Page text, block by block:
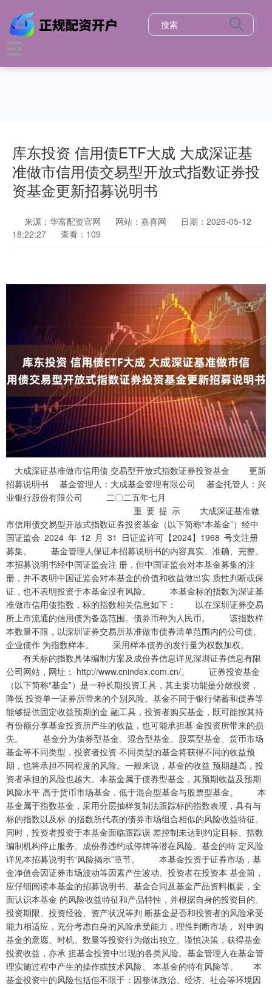
库东投资 信用债ETF大成 大成深证基
准做市信用债交易型开放式指数证券投
资基金更新招募说明书
来源：华富配资官网 网站：嘉喜网
日期：2026-05-12
18:22:27
查看：109
大成深证基准做市信用债 交易型开放式指数证券投资基金 更新招募说明书 基金管理人：大成基金管理有限公司 基金托管人：兴业银行股份有限公司 二〇二五年七月 重 要 提 示 大成深证基准做市信用债交易型开放式指数证券投资基金（以下简称“本基金”）经中 国证监会 2024 年 12 月 31 日证监许可【2024】1968 号文注册募集。 基金管理人保证本招募说明书的内容真实、准确、完整。本招募说明书经中国证监会注 册，但中国证监会对本基金募集的注册，并不表明中国证监会对本基金的价值和收益做出实 质性判断或保证，也不表明投资于本基金没有风险。 本基金标的指数为深证基准做市信用债指数，标的指数相关信息如下： 以在深圳证券交易所上市流通的信用债为备选范围。债券币种为人民币。 该指数样本数量不限，以深圳证券交易所基准做市债券清单范围内的公司债、企业债作 为指数样本。 采用样本债券的发行量为权数加权。 有关标的指数具体编制方案及成份券信息详见深圳证券信息有限公司网站，网址： http://www.cnindex.com.cn/。 证券投资基金（以下简称“基金”）是一种长期投资工具，其主要功能是分散投资，降低 投资单一证券所带来的个别风险。基金不同于银行储蓄和债券等能够提供固定收益预期的金 融工具，投资者购买基金，既可能按其持有份额分享基金投资所产生的收益，也可能承担基 金投资所带来的损失。 基金分为债券型基金、混合型基金、股票型基金、货币市场基金等不同类型，投资者投资 不同类型的基金将获得不同的收益预期，也将承担不同程度的风险。一般来说，基金的收益 预期越高，投资者承担的风险也越大。本基金属于债券型基金，其预期收益及预期风险水平 高于货币市场基金，低于混合型基金与股票型基金。 本基金属于指数基金，采用分层抽样复制法跟踪标的指数表现，具有与标的指数以及标 的指数所代表的债券市场组合相似的风险收益特征。同时，投资者投资于本基金面临跟踪误 差控制未达到约定目标、指数编制机构停止服务、成份券违约或停牌等潜在风险。基金的特 定风险详见本招募说明书“风险揭示”章节。 本基金投资于证券市场，基金净值会因证券市场波动等因素产生波动。投资者在投资本 基金前，应仔细阅读本基金的招募说明书、基金合同及基金产品资料概要，全面认识本基金 的风险收益特征和产品特性，并根据自身的投资目的、投资期限、投资经验、资产状况等判 断基金是否和投资者的风险承受能力相适应，充分考虑自身的风险承受能力，理性判断市场， 对申购基金的意愿、时机、数量等投资行为做出独立、谨慎决策，获得基金投资收益，亦承 担基金投资中出现的各类风险。基金管理人在基金管理实施过程中产生的操作或技术风险、 本基金的特有风险等。 本基金投资中的风险包括但不限于：因整体政治、经济、社会等环境因素对证券市场价 格产生影响而形成的系统性风险，个别证券特有的非系统性风险，由于基金份额持有人连续 大量赎回基金产生的流动性风险，基金管理人在基金管理实施过程中产生的积极管理风险， 本基金的特定风险等。 本基金可投资于资产支持证券，因此可能面临资产支持证券的信用风险、利率风险、流 动性风险、提前偿付风险、操作风险和法律风险等。 基金管理人承诺依照恪尽职守、诚实信用、谨慎勤勉的原则管理和运用基金资产，但不 保证本基金一定盈利，也不保证最低收益。基金的过往业绩及其净值高低并不预示其未来业 绩表现，基金管理人管理的其他基金的业绩也不构成对本基金业绩表现的保证。投资有风险， 投资人认购（或申购）基金时，请仔细阅读本基金的招募说明书、基金合同及基金产品资料 概要。基金管理人提醒投资者基金投资的“买者自负”原则，在做出投资决策后，基金运营状 况与基金净值变化引致的投资风险，由投资者自行负担。 投资者应当通过本基金管理人或代销机构购买本基金，基金代销机构名单详见本基金份 额发售公告或基金管理人网址公示。 本基金本次更新招募说明书主要对基金经理相关信息进行了更新，基金经理相关信息更 新截止日为 2025 年 7 月 10 日。 目 录 一、绪 言 本招募说明书依据《中华人民共和国证券投资基金法》（以下简称《基金法》）、《公 开募集证券投资基金运作管理办法》（以下简称《运作办法》）、《公开募集证券投资基金 销售机构监督管理办法》（以下简称《销售办法》）、《公开募集证券投资基金信息披露管 理办法》（以下简称《信息披露办法》）、《公开募集开放式证券投资基金流动性风险管理 规定》（以下简称“《流动性风险管理规定》”）、《公开募集证券投资基金运作指引第 3 号——指数基金指引》（以下简称《指数基金指引》）其他有关规定及《大成深证基准做市 信用债交易型开放式指数证券投资基金基金合同》（以下简称基金合同）编写。 基金管理人承诺本招募说明书不存在任何虚假记载、误导性陈述或者重大遗漏，并对其 真实性、准确性、完整性承担法律责任。本基金是根据本招募说明书所载明的资料申请募集 的。本基金管理人没有委托或授权任何其他人提供未在本招募说明书中载明的信息，或对本 招募说明书作任何解释或者说明。 本招募说明书根据《大成深证基准做市信用债交易型开放式指数证券投资基金基金合 同》编写，并经中国证监会注册。基金合同是约定基金当事人之间权利、义务的法律文件。 投资者取得依基金合同所发行的基金份额，即成为基金份额持有人和本基金基金合同的当事 人，其持有基金份额的行为本身即表明其对基金合同的承认和接受，并按照《基金法》、《运 作办法》、《信息披露办法》、《销售办法》、基金合同及其他有关规定享有权利、承担义 务；基金投资者欲了解基金份额持有人的权利和义务，应详细查阅《大成深证基准做市信用 债交易型开放式指数证券投资基金基金合同》。 二、释 义 在本招募说明书中，除非文意另有所指，下列词语或简称具有如下含义： 资基金基金合同》及对基金合同的任何有效修订和补充 交易型开放式指数证券投资基金托管协议》及对该托管协议的任何有效修订和补充 投资基金招募说明书》及其更新 基金份额发售公告》 基金产品资料概要》及其更新 市交易公告书》 行政规章以及其他对基金合同当事人有约束力的决定、决议、通知等 会议通过，经 2012 年 12 月 28 日第十一届全国人民代表大会常务委员会第三十次会议修订， 自 2013 年 6 月 1 日起实施，并经 2015 年 4 月 24 日第十二届全国人民代表大会常务委员会 第十四次会议《全国人民代表大会常务委员会关于修改等七部法 律的决定》修正的《中华人民共和国证券投资基金法》及颁布机关对其不时做出的修订 开募集证券投资基金销售机构监督管理办法》及颁布机关对其不时做出的修订 并经 2020 年 3 月 20 日中国证监会《关于修改部分证券期货规章的决定》修正的《公开募集 证券投资基金信息披露管理办法》及颁布机关对其不时做出的修订 募集证券投资基金运作管理办法》及颁布机关对其不时做出的修订 实施的《公开募集开放式证券投资基金流动性风险管理规定》及颁布机关对其不时做出的修 订 开募集证券投资基金运作指引第 3 号——指数基金指引》及颁布机关对其不时做出的修订 施细则》定义的“交易型开放式基金”，简称“ETF” 目标类似，采用开放式运作方式的基金 体，包括基金管理人、基金托管人和基金份额持有人 存续或经有关政府部门批准设立并存续的企业法人、事业法人、社会团体或其他组织 证券期货投资管理办法》及相关法律法规规定使用来自境外的资金进行境内证券期货投资的 境外机构投资者，包括合格境外机构投资者和人民币合格境外机构投资者 国证监会允许购买证券投资基金的其他投资人的合称 份额的申购、赎回及转托管等业务 业务资格并与基金管理人签订了基金销售服务协议，办理基金销售业务的机构，包括发售代 理机构和申购赎回代理机构 指定的代理本基金发售业务的机构 理人指定的办理本基金申购、赎回业务的证券公司，又称为代办证券公司 账户的建立和管理、基金份额登记、基金销售业务的确认、清算和结算、代理发放红利、建 立并保管基金份额持有人名册和办理非交易过户等 任公司 证券交易所人民币普通股票账户（即 A 股账户）或深圳证券交易所证券投资基金账户 人向中国证监会办理基金备案手续完毕，并获得中国证监会书面确认的日期 清算结果报中国证监会备案并予以公告的日期 个月 购赎回实施细则》（包括其不时修订）、中国证券登记结算有限责任公司发布实施的《中国 证券登记结算有限责任公司关于交易所交易型开放式证券投资基金登记结算业务实施细则》 （包括其不时修订）及基金管理人、中国证券登记结算有限责任公司、深圳证券交易所发布 的其他相关规则、规定、通知及指南等 份额的行为 清单规定的申购对价向基金管理人申请购买基金份额的行为 要求将基金份额兑换为申购赎回清单所规定的赎回对价的行为 业务的场所 说明书规定应交付的组合证券、现金替代、现金差额及其他对价 合同和招募说明书规定应交付给赎回人的组合证券、现金替代、现金差额及其他对价 来可能发生的变更 购、赎回的基金份额数应为最小申购赎回单位的整数倍 募说明书的规定，用于替代组合证券中部分证券的一定数量的现金 约定的估值方法计算的最小申购赎回单位中的组合证券价值和现金替代之差（具体详见现金 差额的计算公式）；投资人申购、赎回时应支付或应获得的现金差额根据最小申购赎回单位 对应的现金差额、申购或赎回的基金份额数计算 据基金管理人提供的申购赎回清单和组合证券内各只证券的实时成交数据计算并由深圳证 券交易所在交易时间内发布的基金份额参考净值，简称 IOPV 清单中公布的当日现金差额的预估值，预估现金差额由申购赎回代理机构预先冻结 按照一定比例调整基金份额总额及基金份额净值 他合法收入及因运用基金财产带来的成本和费用的节约 资产的价值总和 额净值的过程 基金可供分配利润金额之基准日 披露办法》规定的互联网网站（包括基金管理人网站、基金托管人网站、中国证监会基金电 子披露网站）等媒介 予以变现的资产，包括但不限于到期日在 10 个交易日以上的逆回购与银行定期存款（含协 议约定有条件提前支取的银行存款）、资产支持证券、因发行人债务违约无法进行转让或交 易的债券等 第 10 页 三、基金管理人 （一） 基金管理人概况 名称：大成基金管理有限公司 住所：广东省深圳市南山区海德三道 1236 号大成基金总部大厦 5 层、27-33 层 办公地址：广东省深圳市南山区海德三道 1236 号大成基金总部大厦 27 层 设立日期：1999 年 4 月 12 日 注册资本：贰亿元人民币 股权结构：公司股东为中泰信托有限责任公司（持股比例 50%）、中国银河投资管理有 限公司（持股比例 25%）、光大证券股份有限公司（持股比例 25%）三家公司。 法定代表人：吴庆斌 电话：0755-83183388 传真：0755-83199588 联系人：肖剑 （二） 主要人员情况 吴庆斌先生，董事长，清华大学法学及工学双学士。先后任职于西南证券飞虎网、北京 国际信托有限责任公司、广联（南宁）投资股份有限公司等机构。2012 年 7 月至今，任广 联（南宁）投资股份有限公司董事长；2012 年任职于中泰信托有限责任公司，2013 年 6 月 至今，任中泰信托有限责任公司董事长。2019 年 11 月 3 日起任大成基金管理有限公司董事 长。 林昌先生，副董事长，北京大学经济学硕士。1993 年进入中国光大银行从事证券业务。 担任光大证券南方总部研究部总经理、光大证券南方总部副总经理、光大证券投资银行总部 总经理、光大证券助理总裁等职务。2005 年 3 月至 2020 年 11 月担任光大保德信基金管理 有限公司董事长。2020 年 12 月至 2022 年 8 月，担任光大证券股份有限公司深化改革高级 顾问、资深董事总经理，2022 年 8 月至今担任光大证券股份有限公司董事会办公室（监事 会办公室）资深董事总经理。2020 年 12 月 28 日起任大成基金管理有限公司副董事长。 谭晓冈先生，董事、总经理，哈佛大学公共管理硕士。曾在财政部、世界银行、全国社 保基金理事会任职。2016 年 7 月加入大成基金管理有限公司，2016 年 12 月至 2019 年 8 月 任大成国际资产管理有限公司总经理,2017 年 2 月至 2019 年 6 月任大成基金管理有限公司副 总经理，2019 年 7 月起任大成基金管理有限公司总经理，2019 年 8 月起任大成国际资产管 理有限公司董事长，2022 年 4 月起兼任公司首席信息官。 杨红女士，董事，同济大学管理学博士。先后任职于北京总参工程兵部、招商银行上海 分行、浦发银行上海分行、上投摩根基金管理有限公司等机构，2021 年 8 月加入中泰信托 有限责任公司，现任中泰信托有限责任公司副总裁。2022 年 11 月起任大成基金管理有限公 司董事。 宋立志先生，董事，中国社会科学院法学硕士。具有法律职业资格。历任中国建投资产 管理处置部/委托代理业务部/资产管理分公司总经理助理、副总经理、总经理。现任中国银 河金融控股有限责任公司首席风险官。2022 年 11 月起任大成基金管理有限公司董事。 胡维翊先生，独立董事，波士顿大学国际银行与金融法硕士。1991 年 7 月至 1994 年 4 月，任全国人大常委会办公厅研究室政治组主任科员；1994 年 5 月至 1998 年 8 月，任北京 乾坤律师事务所合伙人；2000 年 2 月至 2001 年 4 月任北京市中凯律师事务所律师；2001 年 5 月至今，历任北京市天铎律师事务所副主任、主任，现任北京市天铎律师事务所合伙人。 杨晓帆先生，独立董事，香港浸会大学工商管理学士。2006 年至 2011 年，任惠理集团 有限公司高级投资分析师兼投资组合经理；2012 年至 2016 年，任 FALCON EDGE CAPITAL LP 合伙人和大中华区负责人；2016 年至今，任晨曦投资管理公司(ANATOLE INVESTMENT MANAGEMENT) 主要创始人。2019 年 11 月起任大成基金管理有限公司独立董事。 江涛女士，独立董事，复旦大学经济学学士。1989 年至 1992 年任职于深圳赛格集团市 场部、1992 年至 1996 年任深圳石化集团海外企业管理部副总经理（主持工作）；1996 年至 京代表处，任副主任；2004 年至 2007 年任职于中投证券董事会办公室，任副主任（主持工 作）；2007 年至 2015 年 7 月，任职于中银国际证券，任公司执委会委员、董事会秘书兼董 办主任，2022 年 11 月起任大成基金管理有限公司独立董事。 陈勇先生，监事会主席，黑龙江大学电子学与信息系统专业学士。1992 年 7 月至 1993 年 5 月任中国人民银行哈尔滨分行科技处技术员；1993 年 5 月至 1994 年 10 月任哈尔滨证 券公司友谊路证券营业部电脑部助理工程师；1994 年 10 月至 1997 年 6 月任哈尔滨证券公 司和平路证券营业部副总经理；1997 年 6 月至 1999 年 1 月任联合证券公司哈尔滨和平路证 第 12 页 券营业部总经理；1999 年 1 月至 2000 年 6 月任联合证券公司投资银行总部高级业务经理； 年 8 月任中国银河证券有限责任公司总裁办秘书处副处长（主持工作）、处长；2004 年 8 月至 2006 年 12 月任中国银河证券有限责任公司总裁办副主任；2007 年 1 月至 2007 年 9 月 任中国银河证券股份有限公司总裁办副主任；2007 年 9 月至 2010 年 5 月任中国银河金融控 股有限责任公司战略发展部执行总经理；2010 年 5 月至 2021 年 8 月 16 日任银河基金管理 有限公司党委委员、副总经理。2021 年 9 月 3 日任大成基金监事会主席。 邓金煌先生，职工监事，上海财经大学管理学硕士。2001 年 9 月至 2003 年 9 月任职于 株洲电力局；2003 年 9 月至 2006 年 1 月攻读硕士学位；2006 年 4 月至 2010 年 5 月任华为 三康技术有限公司人力资源专员；2010 年 5 月至 2011 年 9 月任招商证券人力资源部高级经 理；2011 年 9 月至 2016 年 8 月任融通基金管理有限公司综合管理部总监助理；2016 年 8 月加入大成基金管理有限公司，任人力资源部副总监；现任大成基金管理有限公司人力资源 部总监。 陈焓女士，职工监事，吉林大学法学硕士。2005 年 8 月至 2008 年 3 月任金杜律师事务 所深圳分所公司证券部律师；2008 年 3 月加入大成基金管理有限公司，历任监察稽核部律 师、总监助理、副总监，现任大成基金管理有限公司监察稽核部执行总监。 吴庆斌先生，董事长。简历同上。 谭晓冈先生，总经理。简历同上。 肖剑先生，副总经理，哈佛大学公共管理硕士。曾任深圳市广聚能源股份有限公司副总 经理兼广聚投资控股公司执行董事、总经理，深圳市人民政府国有资产监督管理委员会副处 长、处长。2014 年 11 月加入大成基金管理有限公司，2015 年 1 月起任公司副总经理，2019 年 8 月起任大成国际资产管理有限公司总经理。 姚余栋先生，副总经理，英国剑桥大学经济学博士。曾任职于原国家经贸委企业司、美 国花旗银行伦敦分行。曾任世界银行咨询顾问，国际货币基金组织国际资本市场部和非洲部 经济学家，原黑龙江省招商局副局长，黑龙江省商务厅副厅长，中国人民银行货币政策二司 副巡视员，中国人民银行货币政策司副司长，中国人民银行金融研究所所长。2016 年 9 月 加入大成基金管理有限公司，任首席经济学家，2017 年 2 月起任公司副总经理。 赵冰女士，副总经理，清华大学工商管理硕士。曾供职于中国证券业协会资格管理部、 专业联络部、基金公司会员部，曾任中国证券业协会分析师委员会委员、基金销售专业委员 第 13 页 会委员。曾参与基金业协会筹备组的筹备工作。曾先后任中国证券投资基金业协会投教与媒 体公关部负责人、理财及服务机构部负责人。2017 年 7 月加入大成基金管理有限公司，2017 年 8 月至 2022 年 5 月任公司督察长。2022 年 6 月起任公司副总经理。 段皓静女士，督察长，西南财经大学会计学硕士。1996 年加入深圳发展银行工作；2000 年加入中国证券监督管理委员会深圳监管局，历任副主任科员、主任科员、副处级调研员、 副处长、处长；2019 年加入信达澳亚基金管理有限公司，任督察长；2020 年 7 月加入红塔 红土基金管理有限公司，任督察长。2022 年 6 月起任大成基金管理有限公司督察长。 石国武先生，副总经理，北京大学工学硕士。曾就职于博时基金管理有限公司，历任系 统分析员、股票投资部投资经理助理、特定资产部投资经理。2012 年 11 月加入大成基金管 理有限公司，历任股票投资部基金经理、股票投资部价值组投资总监，大类资产配置部总监、 社保及养老投资管理部总监、研究部总监、权益专户投资部总监、总经理助理。2023 年 3 月起，任公司副总经理。 万晓慧：华威大学工商管理硕士。证券、保险资管从业年限9年。2007年7月至2013年7 月任毕马威华振会计师事务所审计部助理经理。2013年7月至2014年8月任NeoPhotonics Corporation内审部经理。2016年5月至2018年12月任大成基金管理有限公司固定收益总部研 究员。2018年12月至2023年9月任平安资产管理有限责任公司固定收益投资部投资经理。2023 年10月加入大成基金管理有限公司，现任固定收益总部债券投资一部基金经理。2024年4月 投资基金基金经理。2024年7月1日起任大成景宁一年定期开放债券型证券投资基金基金经 理。2025年1月16日起担任大成深证基准做市信用债交易型开放式指数证券投资基金基金经 理。具有基金从业资格。国籍：中国 方锐：北京大学经济学硕士。证券从业年限9年。2015年7月至2016年11月就职于中国人 民银行深圳市中心支行，任货币信贷管理处科员。2016年11月加入大成基金管理有限公司， 曾担任固定收益总部助理研究员、基金经理助理，现任固定收益总部债券投资一部基金经理。 月17日任大成中债1-3年国开行债券指数证券投资基金基金经理。2021年6月4月至2025年4 月16日任大成安诚债券型证券投资基金基金经理。2022年6月2日至2024年5月23日任大成景 盈债券型证券投资基金基金经理。2022年7月27日任大成惠兴一年定期开放债券型发起式证 第 14 页 券投资基金基金经理。2022年12月4日起任大成稳益90天滚动持有债券型证券投资基金基金 经理。2023年8月25日至2024年9月6日任大成景信债券型证券投资基金基金经理。2023年10 月27日起任大成稳安60天滚动持有债券型证券投资基金基金经理。2023年11月9日至2025年1 月7日任大成景熙利率债债券型证券投资基金基金经理。2024年3月14日起任大成惠业一年定 期开放债券型发起式证券投资基金基金经理。2024年5月17日起任大成惠瑞一年定期开放债 券型发起式证券投资基金基金经理。2024年9月19日起任大成稳康6个月持有期债券型证券投 资基金基金经理。2025年7月10日起任大成月添利一个月滚动持有中短债债券型证券投资基 金、大成深证基准做市信用债交易型开放式指数证券投资基金基金经理。具备基金从业资格。 国籍：中国 公司投资决策委员会由6名成员组成，设公司投资决策委员会主席1名，委员5名，名单 如下： 谭晓冈，总经理，公司投资决策委员会主席； 肖剑，副总经理，公司投资决策委员 会委员；石国武，副总经理，公司投资决策委员会委员；刘旭，基金经理，股票投资部总监、 董事总经理，公司投资决策委员会委员；周恩源，固定收益总部总监，公司投资决策委员会 委员；柏杨，基金经理，国际业务部总监，公司投资决策委员会委员。 上述人员之间不存在亲属关系。 （三）基金管理人的职责 按照《基金法》、《运作办法》及其他有关规定，基金管理人必须履行以下职责： 售、申购、赎回和登记事宜； 理和运作基金财产； 基金财产和基金管理人的财产相互独立，对所管理的不同基金分别管理，分别记账，进行证 券投资； 第三人谋取利益，不得委托第三人运作基金财产； 第 15 页 法律文件的规定，按有关规定计算并公告基金净值信息，确定基金份额申购、赎回对价，编 制申购赎回清单； 同》及其他有关规定另有规定外，在基金信息公开披露前应予保密，不向他人泄露，但向监 管机构、司法机关等有权机构提供或因审计、法律等外部专业顾问提供服务而向其提供的情 况除外； 管人、基金份额持有人依法召集基金份额持有人大会； 年限不低于法律法规规定的最低